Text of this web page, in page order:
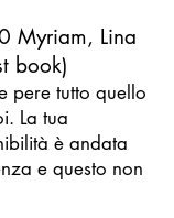
Myriam, Lina
book)
pere tutto quello
La tua
è andata
e questo non